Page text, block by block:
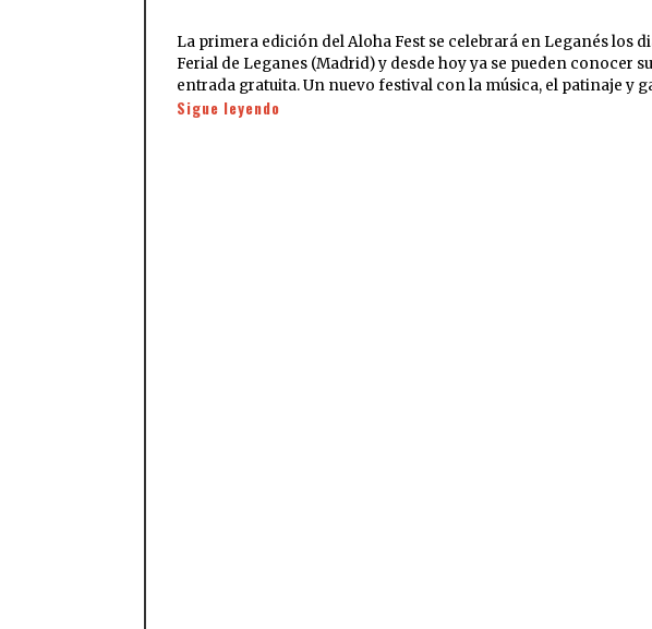
La primera edición del Aloha Fest se celebrará en Leganés los
Ferial de Leganes (Madrid) y desde hoy ya se pueden conocer
entrada gratuita. Un nuevo festival con la música, el patinaje y
Sigue leyendo